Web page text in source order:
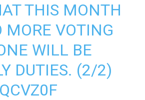
THIS MONTH
VOTING
WILL BE
DUTIES. (2/2)